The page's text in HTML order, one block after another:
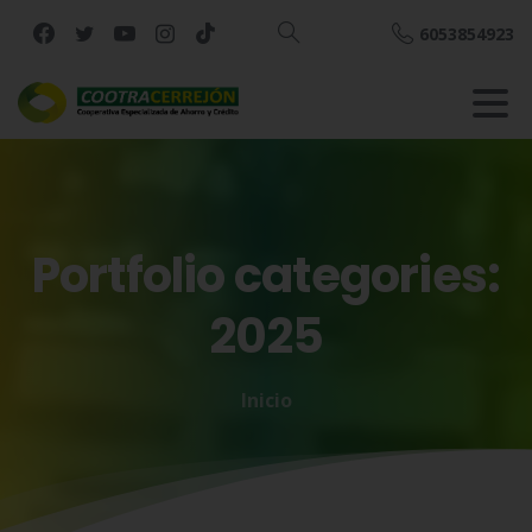
Buscar
6053854923
Portfoliocategories:
2025
Inicio